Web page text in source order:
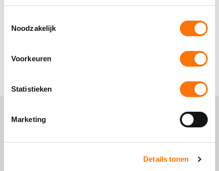
Noodzakelijk
Voorkeuren
Statistieken
Marketing
Details tonen
Hoe vind ik de bijscholingen?
Wat is de vergoeding voor vrijwilligers?